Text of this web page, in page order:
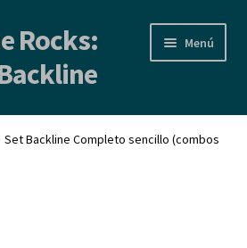
Rocks:
Menú
Rental
Set Backline Completo sencillo (combos